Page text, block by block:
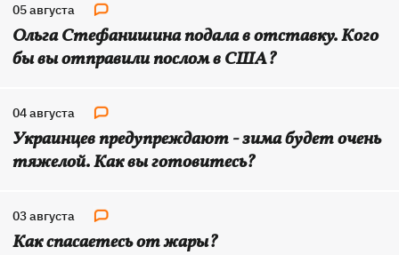
05 августа
Ольга Стефанишина подала в отставку. Кого
бы вы отправили послом в США?
04 августа
Украинцев предупреждают - зима будет очень
тяжелой. Как вы готовитесь?
03 августа
Как спасаетесь от жары?